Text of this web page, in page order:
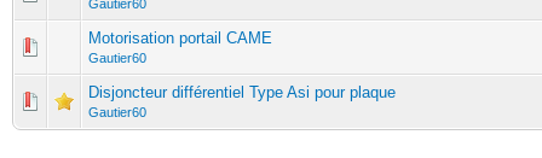
Gautier60
Motorisation portail CAME
Gautier60
Disjoncteur différentiel Type Asi pour plaque
Gautier60